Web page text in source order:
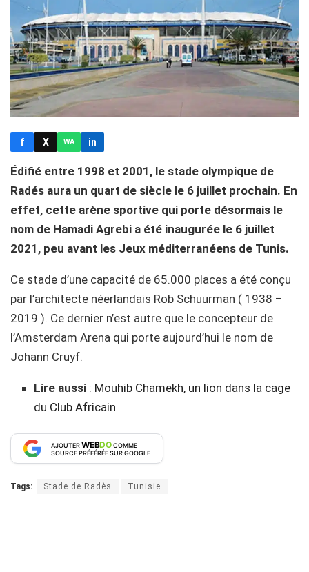
f X WA in
Édifié entre 1998 et 2001, le stade olympique de
Radés aura un quart de siècle le 6 juillet prochain. En
effet, cette arène sportive qui porte désormais le
nom de Hamadi Agrebi a été inaugurée le 6 juillet
2021, peu avant les Jeux méditerranéens de Tunis.
Ce stade d’une capacité de 65.000 places a été conçu
par l’architecte néerlandais Rob Schuurman ( 1938 –
2019 ). Ce dernier n’est autre que le concepteur de
l’Amsterdam Arena qui porte aujourd’hui le nom de
Johann Cruyf.
Lire aussi : Mouhib Chamekh, un lion dans la cage
du Club Africain
AJOUTERWEBDOCOMME
SOURCE PRÉFÉRÉE SUR GOOGLE
Tags: Stade de Radès Tunisie